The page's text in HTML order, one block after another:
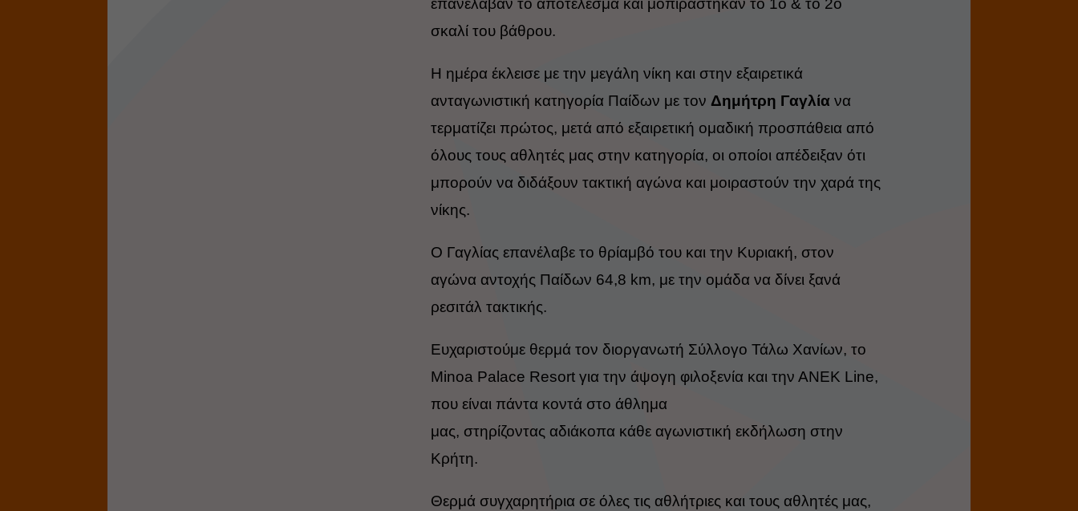
επανέλαβαν το αποτέλεσμα και μοπιράστηκαντο 1ο & το 2ο
σκαλίτου βάθρου.
Η ημέρα έκλεισε με την μεγάλη νίκη και στην εξαιρετικά
ανταγωνιστική κατηγορία Παίδων με τον Δημήτρη Γαγλία να
τερματίζει πρώτος, μετά από εξαιρετική ομαδική προσπάθεια από
όλους τους αθλητές μας στην κατηγορία, οι οποίοι απέδειξαν ότι
μπορούν να διδάξουν τακτική αγώνα και μοιραστούν την χαράτης
νίκης.
Ο Γαγλίας επανέλαβε το θρίαμβό του και την Κυριακή, στον
αγώνα αντοχής Παίδων 64,8 km, με την ομάδα να δίνει ξανά
ρεσιτάλ τακτικής.
Ευχαριστούμε θερμά τον διοργανωτή Σύλλογο Τάλω Χανίων, το
Minoa Palace Resortγια την άψογη φιλοξενία και την ΑΝΕΚ Line,
που είναι πάντα κοντά στο άθλημα
μας, στηρίζοντας αδιάκοπα κάθε αγωνιστική εκδήλωση στην
Κρήτη.
Θερμά συγχαρητήρια σε όλες τις αθλήτριες και τους αθλητές μας,